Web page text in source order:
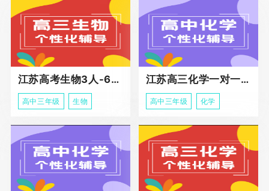
江苏高考生物3人-6人小班助力课程
高中三年级 生物
江苏高三化学一对一个性化冲刺辅导
高中三年级 化学